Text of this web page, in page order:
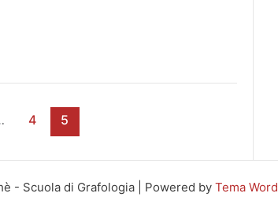
4 5
- Scuola di Grafologia | Powered by Tema